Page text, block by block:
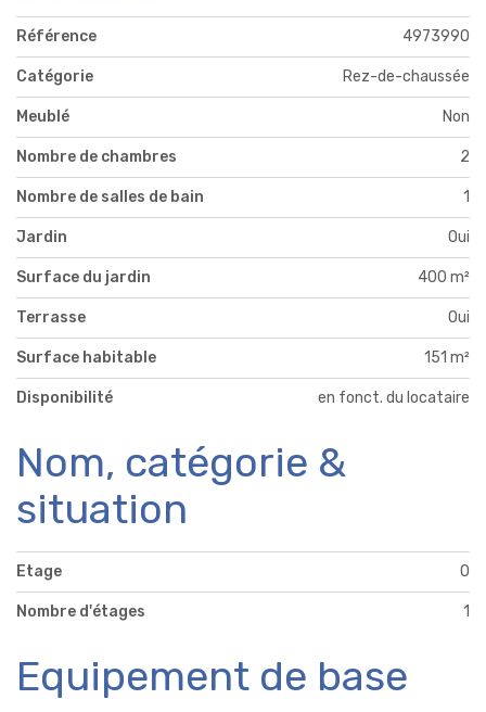
Référence 4973990
Catégorie Rez-de-chaussée
Meublé Non
Nombre de chambres 2
Nombre de salles de bain 1
Jardin Oui
Surface du jardin 400 m²
Terrasse Oui
Surface habitable 151 m²
Disponibilité en fonct. du locataire
Nom, catégorie &
situation
Etage 0
Nombre d'étages 1
Equipement de base